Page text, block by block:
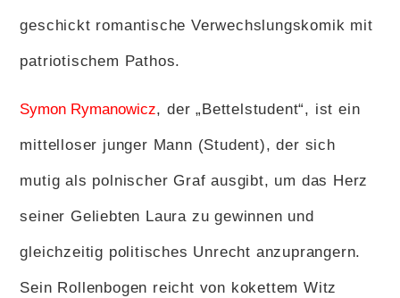
geschickt romantische Verwechslungskomik mit
patriotischem Pathos.
Symon Rymanowicz, der „Bettelstudent“, ist ein
mittelloser junger Mann (Student), der sich
mutig als polnischer Graf ausgibt, um das Herz
seiner Geliebten Laura zu gewinnen und
gleichzeitig politisches Unrecht anzuprangern.
Sein Rollenbogen reicht von kokettem Witz